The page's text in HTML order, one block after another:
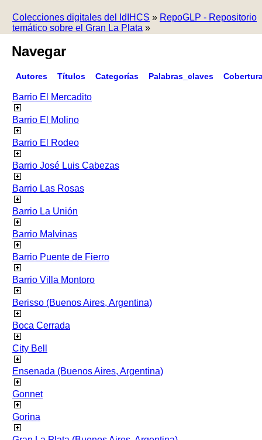
Colecciones digitales del IdIHCS » RepoGLP - Repositorio
temático sobre el Gran La Plata »
Navegar
Autores Títulos Categorías Palabras_claves
Barrio El Mercadito
Barrio El Molino
Barrio El Rodeo
Barrio José Luis Cabezas
Barrio Las Rosas
Barrio La Unión
Barrio Malvinas
Barrio Puente de Fierro
Barrio Villa Montoro
Berisso (Buenos Aires, Argentina)
Boca Cerrada
City Bell
Ensenada (Buenos Aires, Argentina)
Gonnet
Gorina